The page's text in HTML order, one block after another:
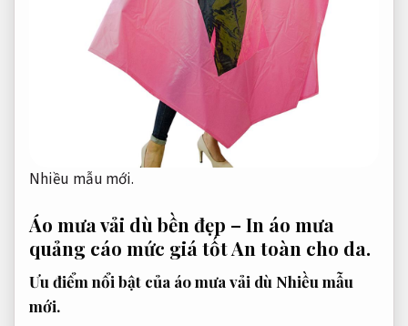
Nhiều mẫu mới.
Áo mưa vải dù bền đẹp – In áo mưa
quảng cáo mức giá tốtAn toàn cho da.
Ưu điểm nổi bật của áo mưa vải dù Nhiều mẫu
mới.